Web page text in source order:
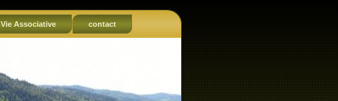
Vie Associative contact